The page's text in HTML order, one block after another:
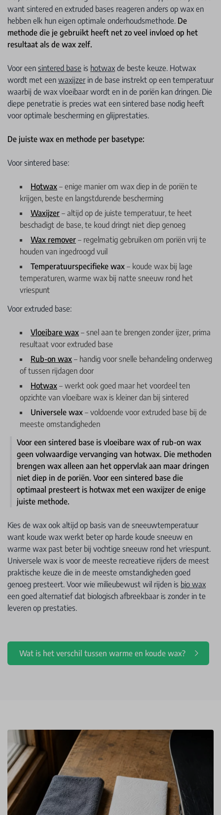
want sintered en extruded bases reageren anders op wax en
hebben elk hun eigen optimale onderhoudsmethode. De
methode die je gebruikt heeft net zo veel invloed op het
resultaat als de wax zelf.
Voor een sintered base is hotwax de beste keuze. Hotwax
wordt met een waxijzerin de base instrekt op een temperatuur
waarbij de wax vloeibaar wordt en in de poriën kan dringen. Die
diepe penetratie is precies wat een sintered base nodig heeft
voor optimale bescherming en glijprestaties.
De juiste wax en methode per basetype:
Voor sintered base:
Hotwax – enige manier om wax diep in de poriën te
krijgen, beste en langstdurende bescherming
Waxijzer – altijd op de juiste temperatuur, te heet
beschadigt de base, te koud dringt niet diep genoeg
Wax remover – regelmatig gebruiken om poriën vrij te
houden van ingedroogd vuil
Temperatuurspecifieke wax – koude wax bij lage
temperaturen, warme wax bij natte sneeuw rond het
vriespunt
Voor extruded base:
Vloeibare wax – snel aan te brengen zonder ijzer, prima
resultaat voor extruded base
Rub-on wax – handig voor snelle behandeling onderweg
of tussen rijdagen door
Hotwax – werkt ook goed maar het voordeel ten
opzichte van vloeibare wax is kleiner dan bij sintered
Universele wax – voldoende voor extruded base bij de
meeste omstandigheden
Voor een sintered base is vloeibare wax of rub-on wax
geen volwaardige vervanging van hotwax. Die methoden
brengen wax alleen aan het oppervlak aan maar dringen
niet diep in de poriën. Voor een sintered base die
optimaal presteert is hotwax met een waxijzer de enige
juiste methode.
Kies de wax ook altijd op basis van de sneeuwtemperatuur
want koude wax werkt beter op harde koude sneeuw en
warme wax past beter bij vochtige sneeuw rond het vriespunt.
Universele wax is voor de meeste recreatieve rijders de meest
praktische keuze die in de meeste omstandigheden goed
genoeg presteert. Voor wie milieubewust wil rijden is bio wax
een goed alternatief dat biologisch afbreekbaar is zonder in te
leveren op prestaties.
Wat is het verschil tussen warme en koude wax?